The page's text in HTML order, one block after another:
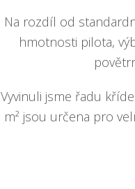
Na rozdíl od
hmotnosti pilota,
Vyvinuli jsme řadu
m² jsou určena pro